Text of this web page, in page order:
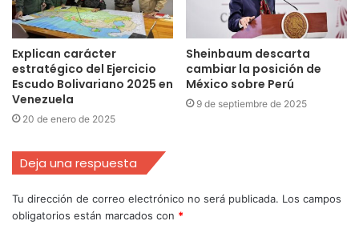
Explican carácter
estratégico del Ejercicio
Escudo Bolivariano 2025 en
Venezuela
20 de enero de 2025
Sheinbaum descarta
cambiar la posición de
México sobre Perú
9 de septiembre de 2025
Deja una respuesta
Tu dirección de correo electrónico no será publicada. Los campos
obligatorios están marcados con *